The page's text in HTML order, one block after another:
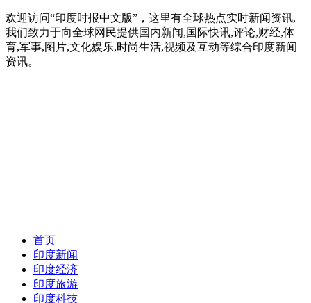
欢迎访问“印度时报中文版”，这里有全球热点实时新闻资讯,
我们致力于向全球网民提供国内新闻,国际快讯,评论,财经,体
育,军事,图片,文化娱乐,时尚生活,视频及互动等综合印度新闻
资讯。
首页
印度新闻
印度经济
印度旅游
印度科技